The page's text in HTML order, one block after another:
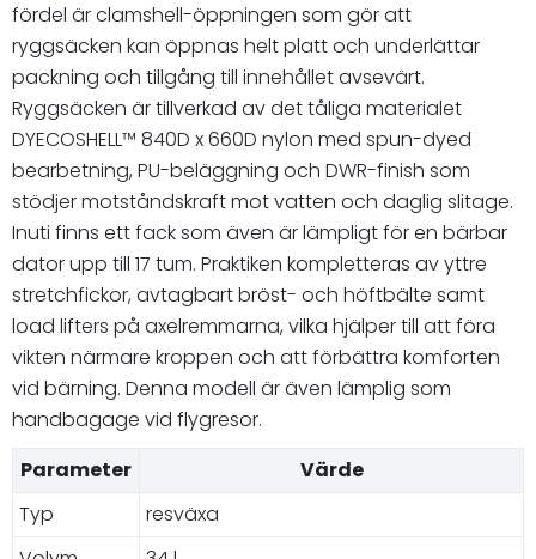
fördel är clamshell-öppningen som gör att
ryggsäcken kan öppnas helt platt och underlättar
packning och tillgång till innehållet avsevärt.
Ryggsäcken är tillverkad av det tåliga materialet
DYECOSHELL™ 840D x 660D nylon med spun-dyed
bearbetning, PU-beläggning och DWR-finish som
stödjer motståndskraft mot vatten och daglig slitage.
Inuti finns ett fack som även är lämpligt för en bärbar
dator upp till 17 tum. Praktiken kompletteras av yttre
stretchfickor, avtagbart bröst- och höftbälte samt
load lifters på axelremmarna, vilka hjälper till att föra
vikten närmare kroppen och att förbättra komforten
vid bärning. Denna modell är även lämplig som
handbagage vid flygresor.
Parameter
Värde
Typ
resväxa